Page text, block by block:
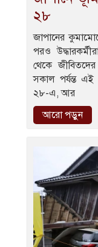
২৮
জাপানের
পরও
থেকে
সকাল পর্যন্ত এই
২৮-এ, আর
আরো পড়ুন